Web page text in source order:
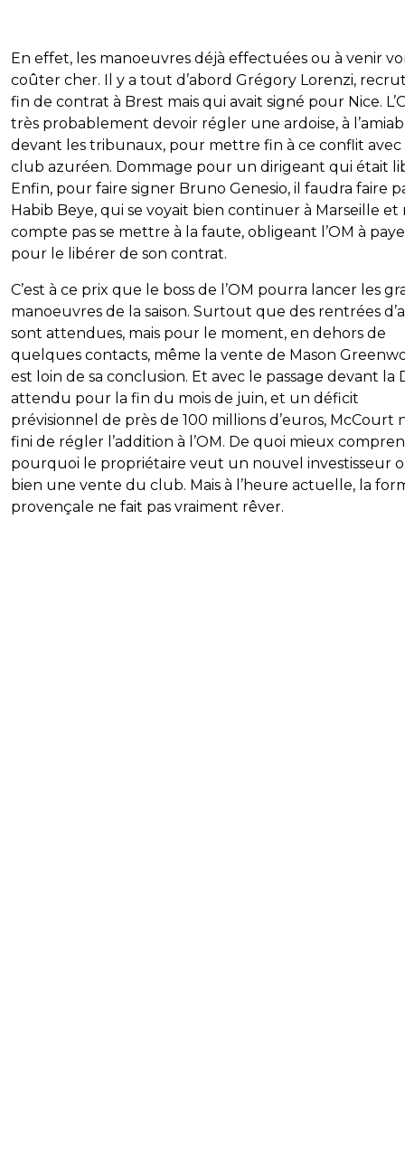
En effet, les manoeuvres déjà effectuées ou à venir
coûter cher. Il y a tout d’abord Grégory Lorenzi,
fin de contrat à Brest mais qui avait signé pour Nice.
très probablement devoir régler une ardoise, à
devant les tribunaux, pour mettre fin à ce conflit avec
club azuréen. Dommage pour un dirigeant qui était
Enfin, pour faire signer Bruno Genesio, il faudra faire
Habib Beye, qui se voyait bien continuer à Marseille et
compte pas se mettre à la faute, obligeant l’OM à
pour le libérer de son contrat.
C’est à ce prix que le boss de l’OM pourra lancer les
manoeuvres de la saison. Surtout que des rentrées
sont attendues, mais pour le moment, en dehors de
quelques contacts, même la vente de Mason
est loin de sa conclusion. Et avec le passage devant la
attendu pour la fin du mois de juin, et un déficit
prévisionnel de près de 100 millions d’euros, McCourt
fini de régler l’addition à l’OM. De quoi mieux
pourquoi le propriétaire veut un nouvel investisseur
bien une vente du club. Mais à l’heure actuelle, la
provençale ne fait pas vraiment rêver.